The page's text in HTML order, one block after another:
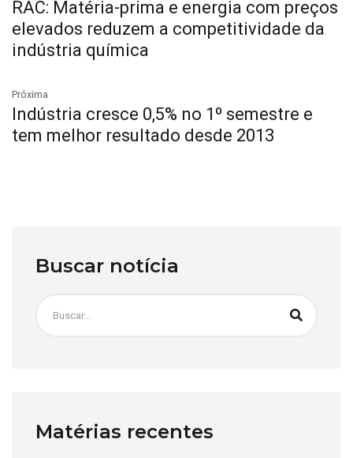
RAC: Matéria-prima e energia com preços
elevados reduzem a competitividade da
indústria química
Próxima
Indústria cresce 0,5% no 1º semestre e
tem melhor resultado desde 2013
Buscar notícia
Matérias recentes